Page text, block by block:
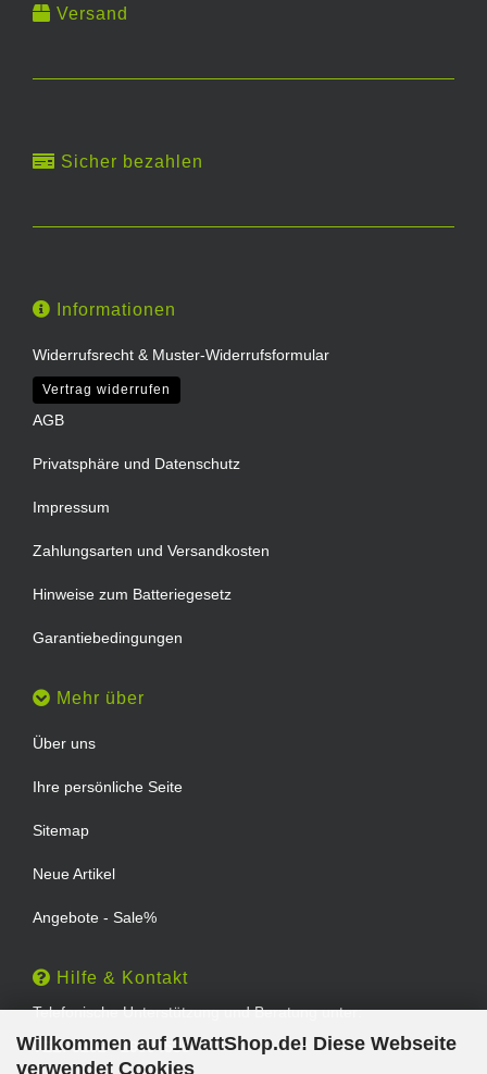
Willkommen auf 1WattShop.de! Diese Webseite
verwendet Cookies
Versand
Sicher bezahlen
Informationen
Widerrufsrecht & Muster-Widerrufsformular
Vertrag widerrufen
AGB
Privatsphäre und Datenschutz
Impressum
Zahlungsarten und Versandkosten
Hinweise zum Batteriegesetz
Garantiebedingungen
Mehr über
Über uns
Ihre persönliche Seite
Sitemap
Neue Artikel
Angebote - Sale%
Hilfe & Kontakt
Telefonische Unterstützung und Beratung unter:
TEL: 0202 - 29994539